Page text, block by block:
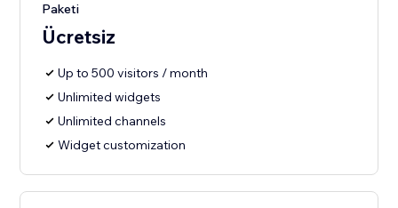
Paketi
Ücretsiz
Up to 500 visitors / month
Unlimited widgets
Unlimited channels
Widget customization